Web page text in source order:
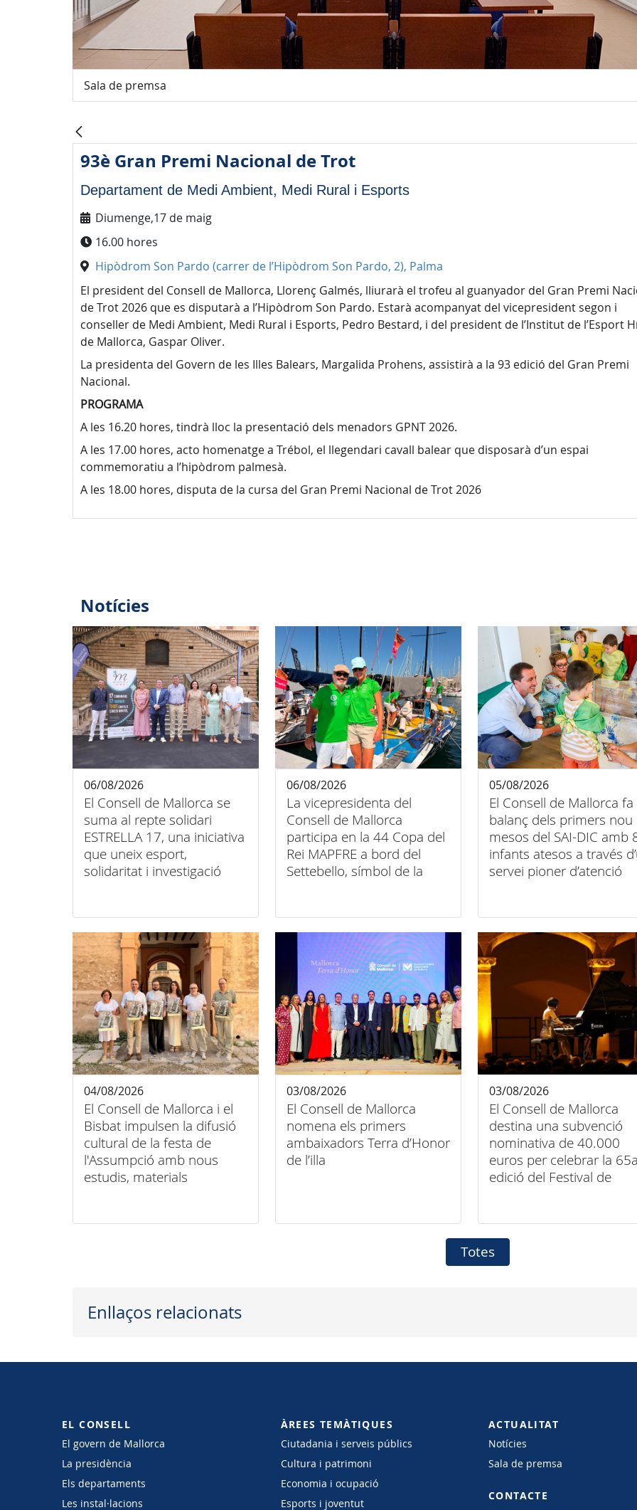
Sala de premsa
93è Gran Premi Nacional de Trot
Departament de Medi Ambient, Medi Rural i Esports
Diumenge,17 de maig
16.00 hores
Hipòdrom Son Pardo (carrer de l’Hipòdrom Son Pardo, 2), Palma
El president del Consell de Mallorca, Llorenç Galmés, lliurarà el trofeu al guanyador del Gran Premi
de Trot 2026 que es disputarà a l’Hipòdrom Son Pardo. Estarà acompanyat del vicepresident segon i
conseller de Medi Ambient, Medi Rural i Esports, Pedro Bestard, i del president de l’Institut de l’Esport
de Mallorca, Gaspar Oliver.
La presidenta del Govern de les Illes Balears, Margalida Prohens, assistirà a la 93 edició del Gran Premi
Nacional.
PROGRAMA
A les 16.20 hores, tindrà lloc la presentació dels menadors GPNT 2026.
A les 17.00 hores, acto homenatge a Trébol, el llegendari cavall balear que disposarà d’un espai
commemoratiu a l’hipòdrom palmesà.
A les 18.00 hores, disputa de la cursa del Gran Premi Nacional de Trot 2026
Notícies
El Consell de Mallorca se
suma al repte solidari
ESTRELLA 17, una iniciativa
que uneix esport,
solidaritat i investigació
06/08/2026
La vicepresidenta del
Consell de Mallorca
participa en la 44 Copa del
Rei MAPFRE a bord del
Settebello, símbol de la
06/08/2026
El Consell de Mallorca fa
balanç dels primers nou
mesos del SAI-DIC amb
infants atesos a través
servei pioner d’atenció
05/08/2026
El Consell de Mallorca i el
Bisbat impulsen la difusió
cultural de la festa de
l'Assumpció amb nous
estudis, materials
04/08/2026
El Consell de Mallorca
nomena els primers
ambaixadors Terra d’Honor
de l’illa
03/08/2026
El Consell de Mallorca
destina una subvenció
nominativa de 40.000
euros per celebrar la 65a
edició del Festival de
03/08/2026
Totes
Enllaços relacionats
EL CONSELL
El govern de Mallorca
La presidència
Els departaments
Les instal·lacions
ÀREES TEMÀTIQUES
Ciutadania i serveis públics
Cultura i patrimoni
Economia i ocupació
Esports i joventut
ACTUALITAT
Notícies
Sala de premsa
CONTACTE